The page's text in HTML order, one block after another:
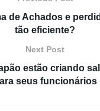
de Achados e
tão eficiente?
Next Post
estão criando
seus funcionários